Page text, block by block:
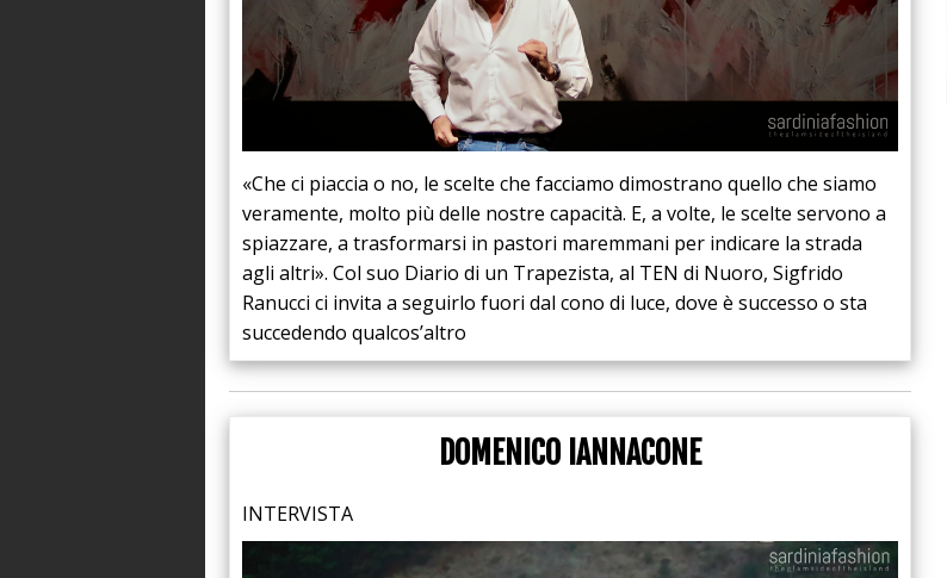
«Che ci piaccia o no, le scelte che facciamo dimostrano quello che siamo
veramente, molto più delle nostre capacità. E, a volte, le scelte servono a
spiazzare, a trasformarsi in pastori maremmani per indicare la strada
agli altri». Col suo Diario di un Trapezista, al TEN di Nuoro, Sigfrido
Ranucci ci invita a seguirlo fuori dal cono di luce, dove è successo o sta
succedendo qualcos’altro
DOMENICO IANNACONE
INTERVISTA
Antonio Marras e Maria Lai
NELLA TANA DEL LUPO